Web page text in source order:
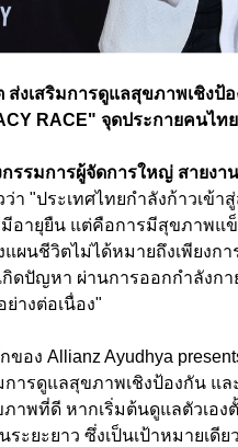
งเสริมการดูแลสุขภาพเชิง
RACE" จุดประกายคนไ
รมการผู้จัดการใหญ่ สายงา
ว่า "ประเทศไทยกำลังก้าวเข้า
อายุยืน แต่คือการมีสุขภาพแ
แผนชีวิตไม่ได้หมายถึงเพียงก
ดปัญหา ผ่านการออกกำลังกา
างต่อเนื่อง"
อง Allianz Ayudhya
ารดูแลสุขภาพเชิงป้องกัน แ
าพที่ดี หากเริ่มต้นดูแลตัวเอง
ะยะยาว ซึ่งเป็นเป้าหมายเดี